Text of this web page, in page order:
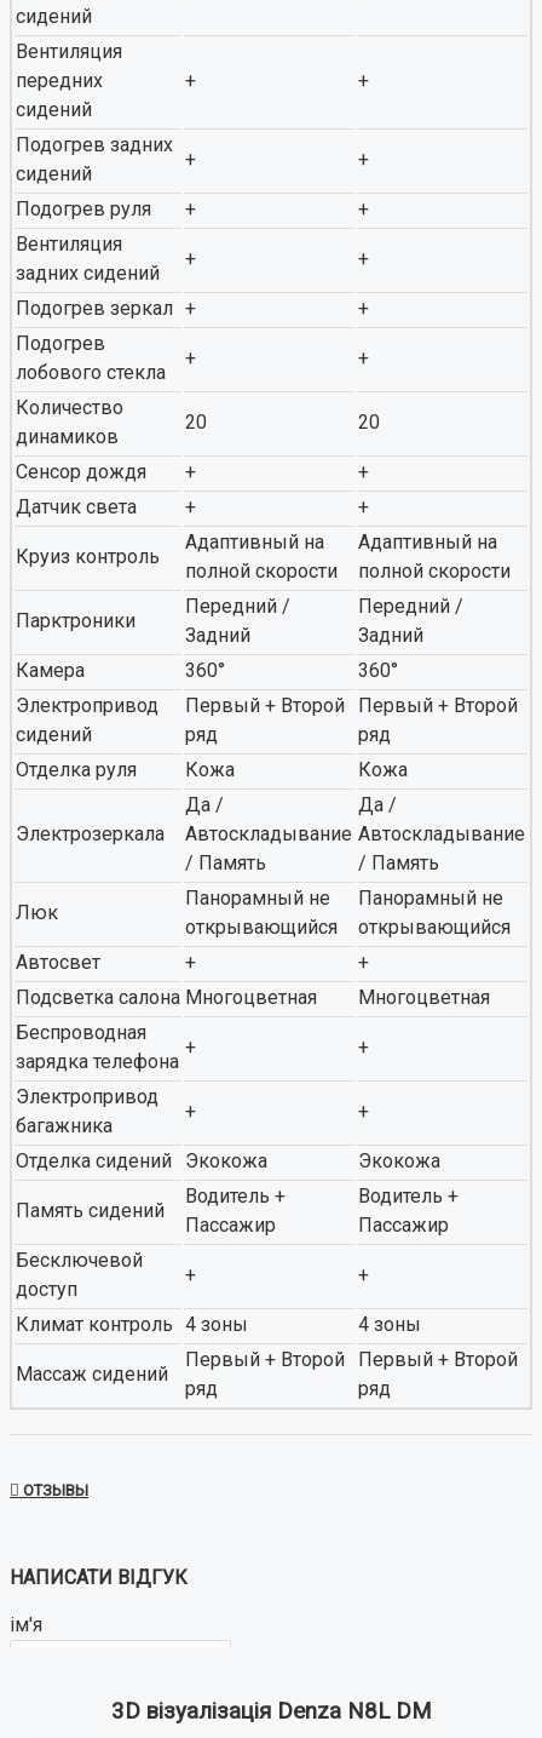
сидений
Вентиляция
передних
сидений
+ +
Подогрев задних
сидений
+ +
Подогрев руля +
+
Вентиляция
задних сидений
+ +
Подогрев зеркал +
+
Подогрев
лобового стекла
+ +
Количество
динамиков
20 20
Сенсор дождя +
+
Датчик света
+ +
Круиз контроль
Адаптивный на
полной скорости
Адаптивный на
полной скорости
Парктроники
Передний /
Задний
Передний /
Задний
Камера
360°
360°
Электропривод
сидений
Первый + Второй
ряд
Первый + Второй
ряд
Отделка руля
Кожа Кожа
Электрозеркала
Да /
Автоскладывание
/ Память
Да /
Автоскладывание
/ Память
Люк
Панорамный не
открывающийся
Панорамный не
открывающийся
Автосвет
+
+
Подсветка салона Многоцветная
Многоцветная
Беспроводная
зарядка телефона
+ +
Электропривод
багажника
+ +
Отделка сидений Экокожа Экокожа
Память сидений
Водитель +
Пассажир
Водитель +
Пассажир
Бесключевой
доступ
+ +
Климат контроль 4 зоны 4 зоны
Массаж сидений
Первый + Второй
ряд
Первый + Второй
ряд
ОТЗЫВЫ
НАПИСАТИ ВІДГУК
ім'я
Ваш відгук:3D візуалізація Denza N8L DM